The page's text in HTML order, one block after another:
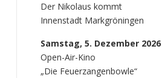
Der Nikolaus kommt
Innenstadt Markgröningen
Samstag, 5. Dezember 2026
Open-Air-Kino
„Die Feuerzangenbowle“